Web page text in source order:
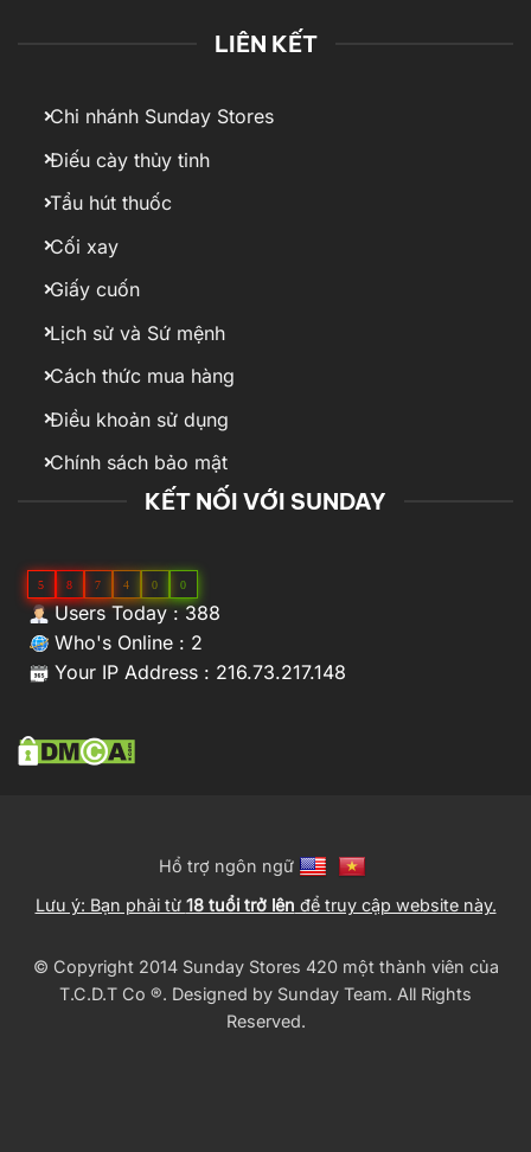
LIÊN KẾT
Chi nhánh Sunday Stores
Điếu cày thủy tinh
Tẩu hút thuốc
Cối xay
Giấy cuốn
Lịch sử và Sứ mệnh
Cách thức mua hàng
Điều khoản sử dụng
Chính sách bảo mật
KẾT NỐI VỚI SUNDAY
5 8 7 4 0 0
Users Today : 388
Who's Online : 2
Your IP Address : 216.73.217.148
Hổ trợ ngôn ngữ
Lưu ý: Bạn phải từ 18 tuổi trở lên để truy cập website này.
© Copyright 2014 Sunday Stores 420 một thành viên của
T.C.D.T Co ®️. Designed by Sunday Team. All Rights
Reserved.